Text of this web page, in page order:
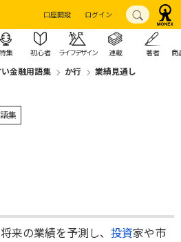
口座開設 ログイン
特集 初心者 ライフデザイン 連載 著者 商
金融用語集 か行 業績見通し
集
来の業績を予測し、 投資家や市